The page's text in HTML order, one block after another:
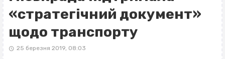
«стратегічний документ»
щодо транспорту
25 березня 2019, 08:03